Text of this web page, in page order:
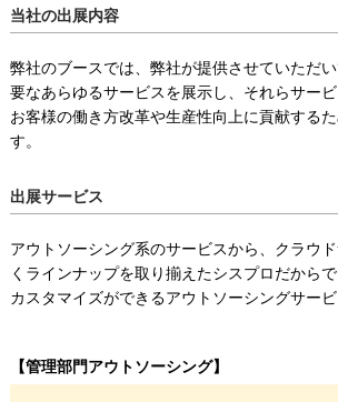
当社の出展内容
弊社のブースでは、弊社が提供させていただ
要なあらゆるサービスを展示し、それらサービ
お客様の働き方改革や生産性向上に貢献する
す。
出展サービス
アウトソーシング系のサービスから、クラウ
くラインナップを取り揃えたシスプロだから
カスタマイズができるアウトソーシングサービ
【管理部門アウトソーシング】